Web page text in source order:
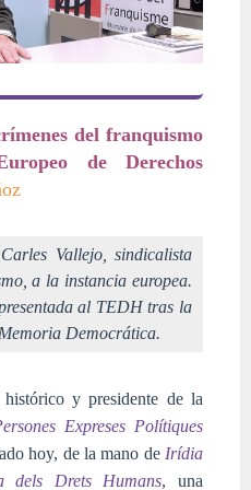
del franquismo
de Derechos
Vallejo, sindicalista
a la instancia europea.
al TEDH tras la
Democrática.
histórico y presidente de la
Expreses Polítiques
hoy, de la mano de Irídia
dels Drets Humans, una